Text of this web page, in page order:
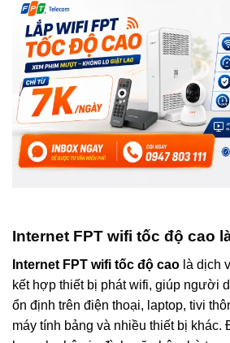
Internet FPT wifi tốc độ cao
Internet FPT wifi tốc độ cao là dịch
kết hợp thiết bị phát wifi, giúp người
ổn định trên điện thoại, laptop, tivi
máy tính bảng và nhiều thiết bị khác.